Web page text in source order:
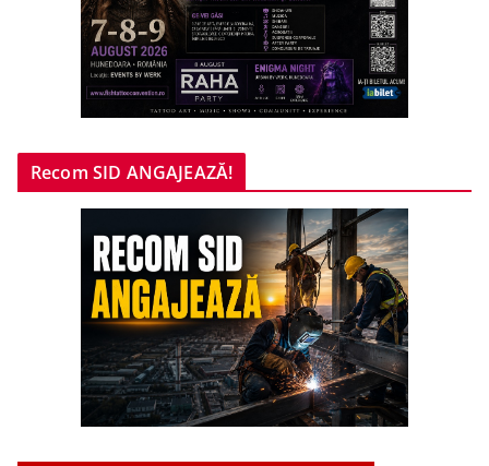
Recom SID ANGAJEAZĂ!